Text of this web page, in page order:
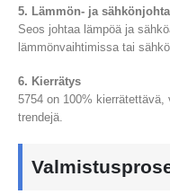
5. Lämmön- ja
Seos johtaa lämpöä ja
lämmönvaihtimissa tai
6. Kierrätys
5754 on 100%
trendejä.